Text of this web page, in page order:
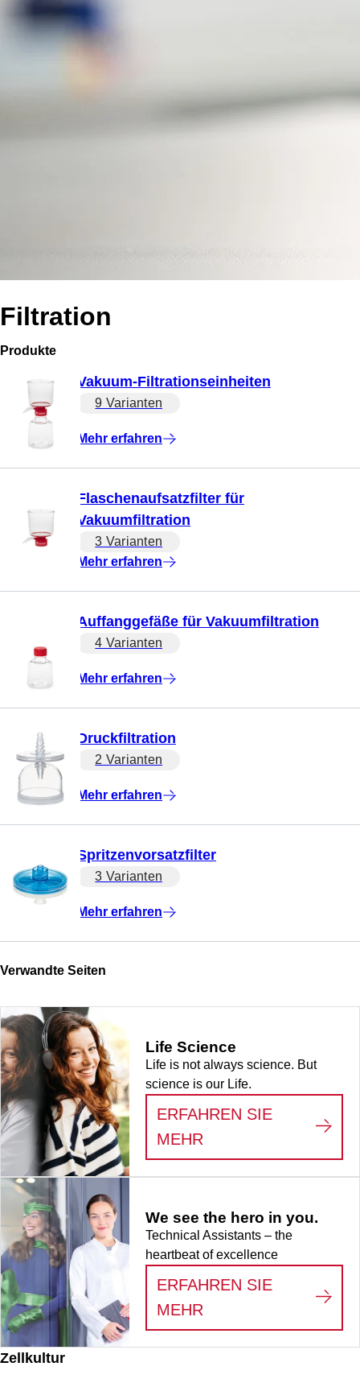
Filtration
Zellkultur
Produkte
Vakuum-Filtrationseinheiten
9 Varianten
Mehr erfahren
Flaschenaufsatzfilter für
Vakuumfiltration
3 Varianten
Mehr erfahren
Auffanggefäße für Vakuumfiltration
4 Varianten
Mehr erfahren
Druckfiltration
2 Varianten
Mehr erfahren
Spritzenvorsatzfilter
3 Varianten
Mehr erfahren
Verwandte Seiten
Life Science
Life is not always science. But
science is our Life.
ERFAHREN SIE
MEHR
We see the hero in you.
Technical Assistants – the
heartbeat of excellence
ERFAHREN SIE
MEHR
WE SEE THE